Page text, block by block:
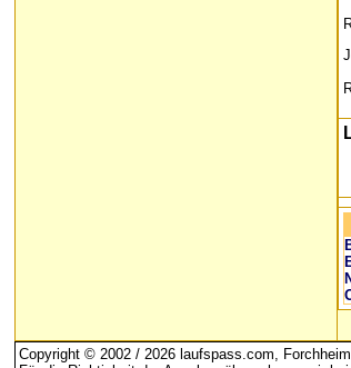
Copyright © 2002 / 2026 laufspass.com,